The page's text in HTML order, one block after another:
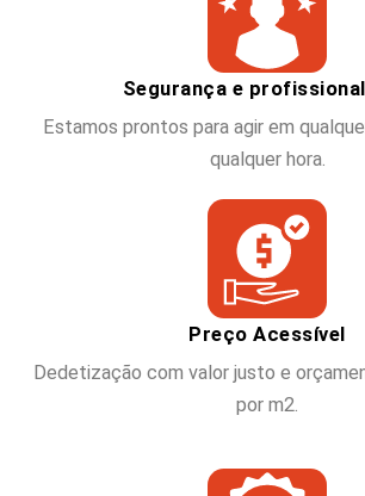
Segurança e
Estamos prontos para agir em
qualquer hora.
Preço Acessível
Dedetização com valor justo e
por m2.